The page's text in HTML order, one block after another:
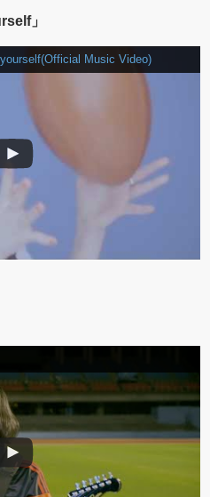
」
Music Video)